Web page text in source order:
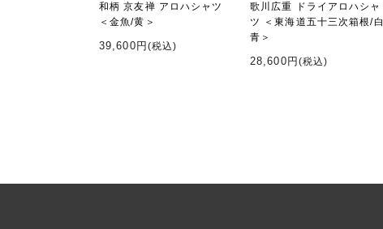
和柄 京友禅 アロハシャツ
＜金魚/黄＞
39,600円 (税込)
歌川広重 ドライアロハシャ
ツ ＜東海道五十三次箱根/白
青＞
28,600円 (税込)